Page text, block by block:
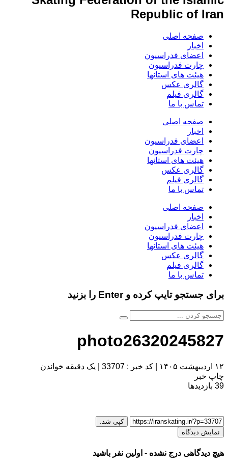
Republic of Iran
صفحه اصلی
اخبار
اعضای فدراسیون
چارت فدراسیون
هیئت های استانها
گالری عکس
گالری فیلم
تماس با ما
صفحه اصلی
اخبار
اعضای فدراسیون
چارت فدراسیون
هیئت های استانها
گالری عکس
گالری فیلم
تماس با ما
صفحه اصلی
اخبار
اعضای فدراسیون
چارت فدراسیون
هیئت های استانها
گالری عکس
گالری فیلم
تماس با ما
برای جستجو تایپ کرده و Enter را بزنید
photo26320245827
۱۲ اردیبهشت ۱۴۰۵ کد خبر : 33707
یک دقیقه خواندن
چاپ خبر
39 بازدیدها
کپی شد.
نمایش دیدگاه
هیچ دیدگاهی درج نشده - اولین نفر باشید